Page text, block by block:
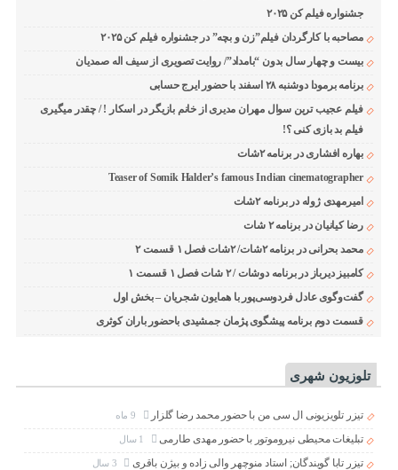
جشنواره فیلم کن ۲۰۲۵
مصاحبه با کارگردان فیلم”زن و بچه” در جشنواره فیلم کن ۲۰۲۵
بیست و چهار سال بدون “بامداد”/ روایت تصویری از سیف اله صمدیان
برنامه برمودا دوشنبه ۲۸ اسفند با حضور ایرج حسابی
فیلم عجیب ترین سوال مهران مدیری از خانم بازیگر در اسکار ! / چقدر میگیری
فیلم بد بازی کنی ؟!
بهاره افشاری در برنامه ۲شات
Teaser of Somik Halder’s famous Indian cinematographer
امیرمهدی ژوله در برنامه ۲شات
رضا کیانیان در برنامه ۲ شات
محمد بحرانی در برنامه ۲شات/ ۲شات فصل ۱ قسمت ۲
کامبیز دیرباز در برنامه دوشات / ۲ شات فصل ۱ قسمت ۱
گفت‌وگوی عادل فردوسی‌پور با همایون شجریان – بخش اول
قسمت دوم برنامه پیشگوی پژمان جمشیدی باحضور باران کوثری
تلوزیون شهری
تیزر تلویزیونی ال سی من با حضور محمد رضا گلزار
تبلیغات محیطی نیروموتور با حضور مهدی طارمی
تیزر تابا گویندگان; استاد منوچهر والی زاده و بیژن باقری